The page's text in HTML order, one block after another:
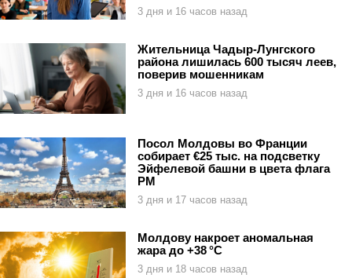
3 дня и 16 часов назад
Жительница Чадыр-Лунгского
района лишилась 600 тысяч леев,
поверив мошенникам
3 дня и 16 часов назад
Посол Молдовы во Франции
собирает €25 тыс. на подсветку
Эйфелевой башни в цвета флага
РМ
3 дня и 17 часов назад
Молдову накроет аномальная
жара до +38 °C
3 дня и 18 часов назад